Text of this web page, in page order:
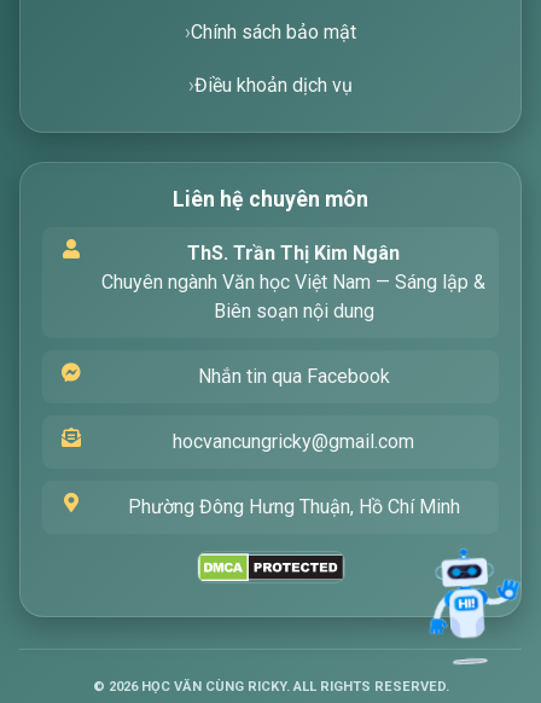
tìm kiếm các bài viết về văn học. Hãy nhập từ
khóa mà bạn quan tâm, tôi sẽ giúp bạn ngay
Chính sách bảo mật
Điều khoản dịch vụ
Liên hệ chuyên môn
ThS. Trần Thị Kim Ngân
Chuyên ngành Văn học Việt Nam — Sáng lập &
Biên soạn nội dung
Nhắn tin qua Facebook
hocvancungricky@gmail.com
Phường Đông Hưng Thuận, Hồ Chí Minh
© 2026HỌC VĂN CÙNG RICKY. ALL RIGHTS RESERVED.